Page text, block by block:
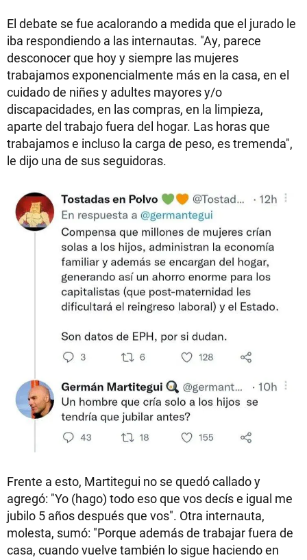
El debate se fue acalorando a medida que el jurado le
iba respondiendo a las internautas. "Ay, parece
desconocer que hoy y siempre las mujeres
trabajamos exponencialmente más en la casa, en el
cuidado de niñes y adultes mayores y/o
discapacidades, en las compras, en la limpieza,
aparte del trabajo fuera del hogar. Las horas que
trabajamos e incluso la carga de peso, es tremenda",
le dijo una de sus seguidoras.
Frente a esto, Martitegui no se quedó callado y
agregó: "Yo (hago) todo eso que vos decís e igual me
jubilo 5 años después que vos". Otra internauta,
molesta, sumó: "Porque además de trabajar fuera de
casa, cuando vuelve también lo sigue haciendo en